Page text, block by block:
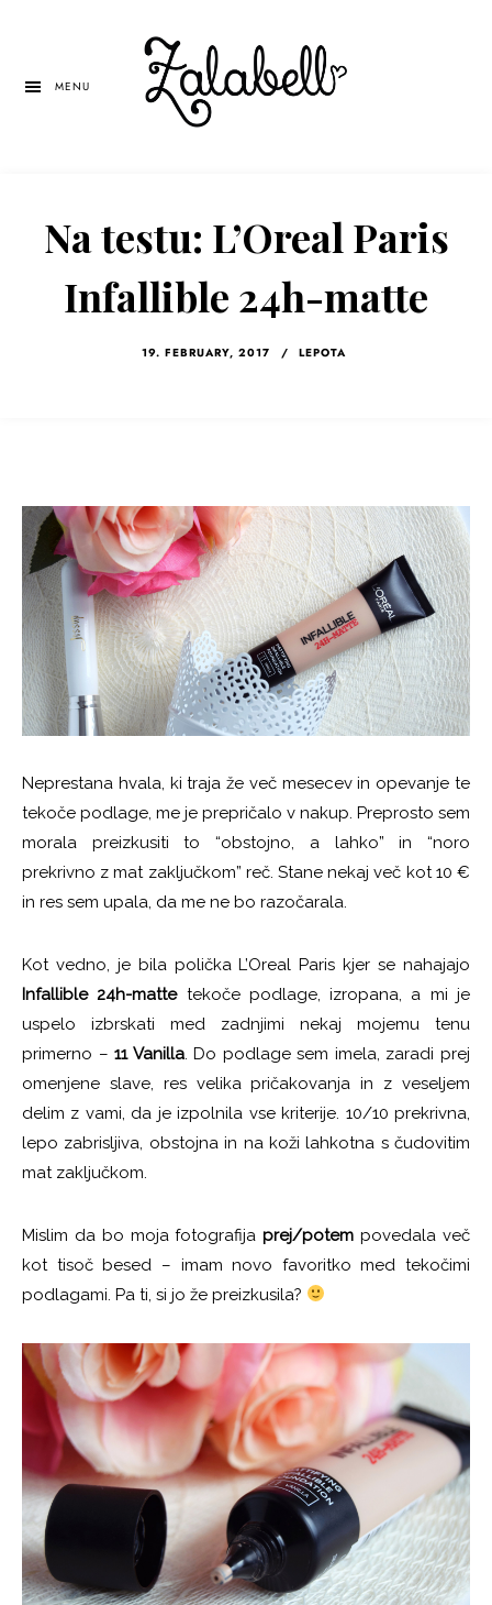
MENU
Na testu: L’Oreal Paris
Infallible 24h-matte
19. FEBRUARY, 2017 / LEPOTA
Neprestana hvala, ki traja že več mesecev in opevanje te
tekoče podlage, me je prepričalo v nakup. Preprosto sem
morala preizkusiti to “obstojno, a lahko” in “noro
prekrivno z mat zaključkom” reč. Stane nekaj več kot 10 €
in res sem upala, da me ne bo razočarala.
Kot vedno, je bila polička L’Oreal Paris kjer se nahajajo
Infallible 24h-mattetekoče podlage, izropana, a mi je
uspelo izbrskati med zadnjimi nekaj mojemu tenu
primerno –11 Vanilla. Do podlage sem imela, zaradi prej
omenjene slave, res velika pričakovanja in z veseljem
delim z vami, da je izpolnila vse kriterije. 10/10 prekrivna,
lepo zabrisljiva, obstojna in na koži lahkotna s čudovitim
mat zaključkom.
Mislim da bo moja fotografijaprej/potem povedala več
kot tisoč besed – imam novo favoritko med tekočimi
podlagami. Pa ti, si jo že preizkusila?